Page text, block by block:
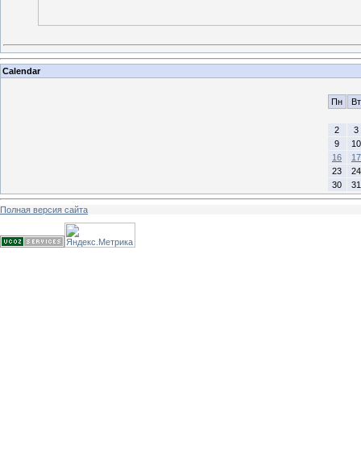
Calendar
Пн Вт
2
3
9
10
16
17
23
24
30
31
Полная версия сайта